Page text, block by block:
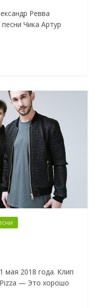
Ревва
Чика Артур
мая 2018 года. Клип
— Это хорошо